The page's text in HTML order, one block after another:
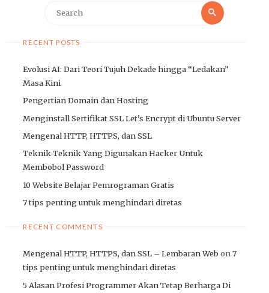
Search
Search
RECENT POSTS
Evolusi AI: Dari Teori Tujuh Dekade hingga “Ledakan”
Masa Kini
Pengertian Domain dan Hosting
Menginstall Sertifikat SSL Let’s Encrypt di Ubuntu Server
Mengenal HTTP, HTTPS, dan SSL
Teknik-Teknik Yang Digunakan Hacker Untuk
Membobol Password
10 Website Belajar Pemrograman Gratis
7 tips penting untuk menghindari diretas
RECENT COMMENTS
Mengenal HTTP, HTTPS, dan SSL – Lembaran Web on7
tips penting untuk menghindari diretas
5 Alasan Profesi Programmer Akan Tetap Berharga Di